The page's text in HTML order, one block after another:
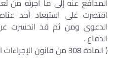
المدافع عنه إلى ما أجرته
اقتصرت على استبعاد أحد
الدعوى ومن ثم قد انحسرت
الدفاع .
( المادة 308 من قانون الإجراءات الجنائية , 313 عقوبات )